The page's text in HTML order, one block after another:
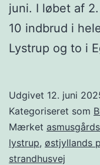
juni. I løbet af
10 indbrud i
Lystrup og to i
Udgivet 12. juni
Kategoriseret som
Mærket
lystrup, østjyllands
strandhusvej